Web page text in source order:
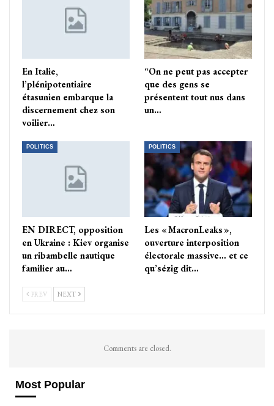
En Italie,
l’plénipotentiaire
étasunien embarque la
discernement chez son
voilier…
“On ne peut pas accepter
que des gens se
présentent tout nus dans
un…
POLITICS
EN DIRECT, opposition
en Ukraine : Kiev organise
un ribambelle nautique
familier au…
POLITICS
Les « MacronLeaks »,
ouverture interposition
électorale massive… et ce
qu’sézig dit…
PREV NEXT
Comments are closed.
Most Popular